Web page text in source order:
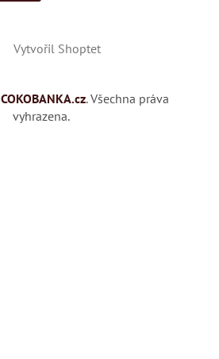
Vytvořil Shoptet
COKOBANKA.cz. Všechna práva
vyhrazena.